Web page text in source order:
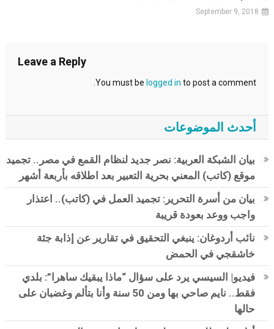
September 9, 2018
Leave a Reply
You must be logged in to post a comment.
أحدث الموضوعات
بيان الشبكة العربية: نصر جديد لنظام القمع في مصر.. تجميد
موقع (كاتب) المعني بحرية التعبير بعد اطلاقه بأربعة أشهر
بيان من أسرة التحرير: تجميد العمل في (كاتب).. اعتذار
واجب ووعد بعودة قريبة
نائب أردوغان: ينبغي التحقيق في تقارير عن إذابة جثة
خاشقجي في الحمض
فيديو| السيسي يرد على سؤال “ماذا يبقيك ساهرا”: بلدي
فقط.. نايم صاحي بها ومن 50 سنة وأنا بتألم وغضبان على
حالها